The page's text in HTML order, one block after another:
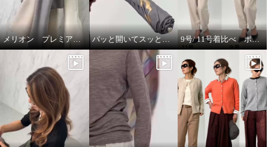
メリオン プレミアムな着心地🎵 パッと開いてスッと閉じる🎵晴雨兼用折りたたみジャンプ傘 9号/ 11号着比べ ポルトゥヴィータ ノーカラージャケット